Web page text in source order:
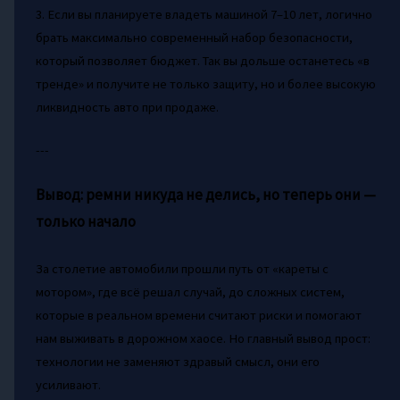
3. Если вы планируете владеть машиной 7–10 лет, логично
брать максимально современный набор безопасности,
который позволяет бюджет. Так вы дольше останетесь «в
тренде» и получите не только защиту, но и более высокую
ликвидность авто при продаже.
---
Вывод: ремни никуда не делись, но теперь они —
только начало
За столетие автомобили прошли путь от «кареты с
мотором», где всё решал случай, до сложных систем,
которые в реальном времени считают риски и помогают
нам выживать в дорожном хаосе. Но главный вывод прост:
технологии не заменяют здравый смысл, они его
усиливают.